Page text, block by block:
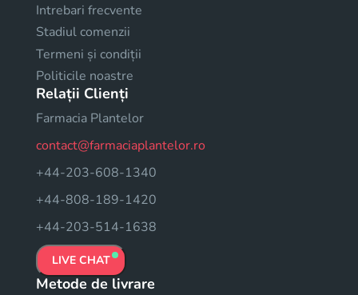
Intrebari frecvente
Stadiul comenzii
Termeni și condiții
Politicile noastre
Relații Clienți
Farmacia Plantelor
contact@farmaciaplantelor.ro
+44-203-608-1340
+44-808-189-1420
+44-203-514-1638
LIVE CHAT
Metode de livrare